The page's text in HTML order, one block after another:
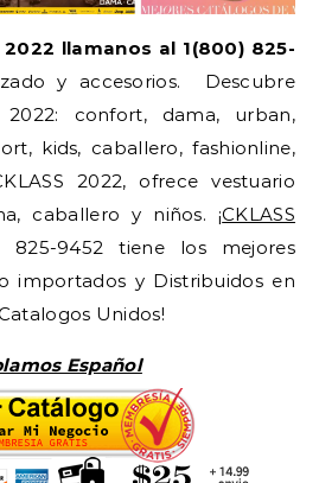
2022 llamanos al 1(800) 825-
y accesorios. Descubre
confort, dama, urban,
kids, caballero, fashionline,
2022, ofrece vestuario
caballero y niños. ¡CKLASS
825-9452 tiene los mejores
importados y Distribuidos en
Unidos!
Español